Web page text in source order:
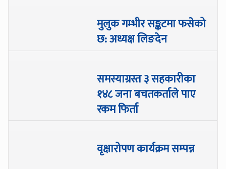
मुलुक गम्भीर सङ्कटमा फसेको
छ: अध्यक्ष लिङदेन
समस्याग्रस्त ३ सहकारीका
१४८ जना बचतकर्ताले पाए
रकम फिर्ता
वृक्षारोपण कार्यक्रम सम्पन्न